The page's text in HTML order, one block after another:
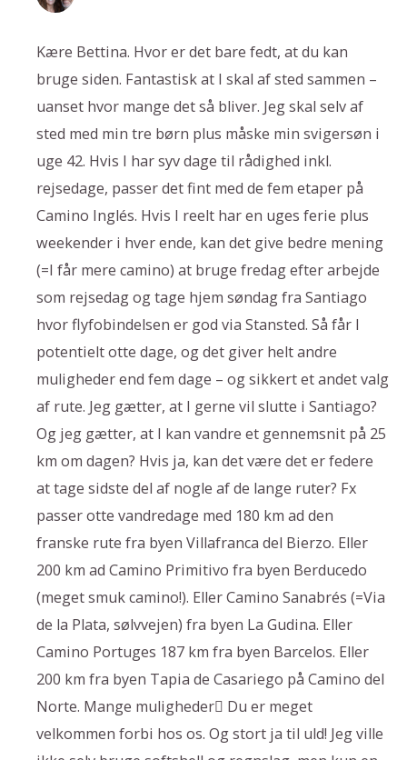
Kære Bettina. Hvor er det bare fedt, at du kan
bruge siden. Fantastisk at I skal af sted sammen –
uanset hvor mange det så bliver. Jeg skal selv af
sted med min tre børn plus måske min svigersøn i
uge 42. Hvis I har syv dage til rådighed inkl.
rejsedage, passer det fint med de fem etaper på
Camino Inglés. Hvis I reelt har en uges ferie plus
weekender i hver ende, kan det give bedre mening
(=I får mere camino) at bruge fredag efter arbejde
som rejsedag og tage hjem søndag fra Santiago
hvor flyfobindelsen er god via Stansted. Så får I
potentielt otte dage, og det giver helt andre
muligheder end fem dage – og sikkert et andet valg
af rute. Jeg gætter, at I gerne vil slutte i Santiago?
Og jeg gætter, at I kan vandre et gennemsnit på 25
km om dagen? Hvis ja, kan det være det er federe
at tage sidste del af nogle af de lange ruter? Fx
passer otte vandredage med 180 km ad den
franske rute fra byen Villafranca del Bierzo. Eller
200 km ad Camino Primitivo fra byen Berducedo
(meget smuk camino!). Eller Camino Sanabrés (=Via
de la Plata, sølvvejen) fra byen La Gudina. Eller
Camino Portuges 187 km fra byen Barcelos. Eller
200 km fra byen Tapia de Casariego på Camino del
Norte. Mange muligheder Du er meget
velkommen forbi hos os. Og stort ja til uld! Jeg ville